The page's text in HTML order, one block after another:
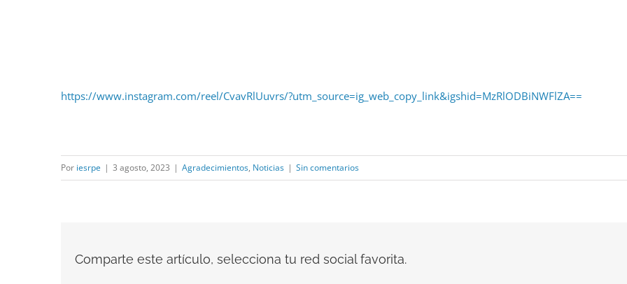
https://www.instagram.com/reel/CvavRlUuvrs/?utm_source=ig_web_copy_link&igshid=MzRlODBiNWFlZA==
Por iesrpe | 3 agosto, 2023 | Agradecimientos, Noticias | Sin comentarios
Comparte este artículo, selecciona tu red social favorita.